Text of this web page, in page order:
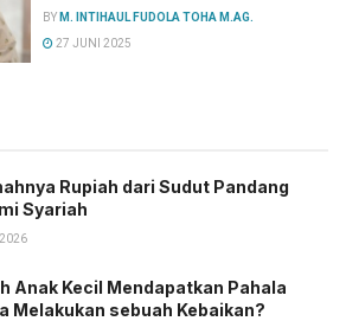
BY M. INTIHAUL FUDOLA TOHA M.AG.
27 JUNI 2025
Rupiah dari Sudut Pandang
Syariah
Anak Kecil Mendapatkan Pahala
Melakukan sebuah Kebaikan?